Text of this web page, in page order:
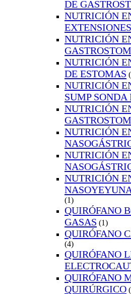
DE
NUTRICIÓN
NUTRICIÓN
NUTRICIÓN
DE ESTOMAS
NUTRICIÓN
SUMP
NUTRICIÓN
NUTRICIÓN
NUTRICIÓN
NUTRICIÓN
(1)
QUIRÓFANO
GASAS (1)
QUIRÓFANO
(4)
QUIRÓFANO
QUIRÓFANO
QUIRÚRGICO